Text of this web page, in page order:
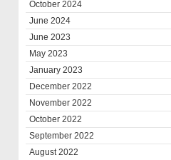
October 2024
June 2024
June 2023
May 2023
January 2023
December 2022
November 2022
October 2022
September 2022
August 2022